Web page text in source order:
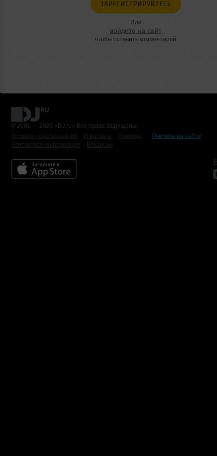
ЗАРЕГИСТРИРУЙТЕСЬ
Или
войдите на сайт
чтобы оставить комментарий
© 2001 — 2026 «DJ.ru» Все права защищены.
Условия использования
О проекте Помощь
Реклама на сайте
Контактная информация
Вакансии